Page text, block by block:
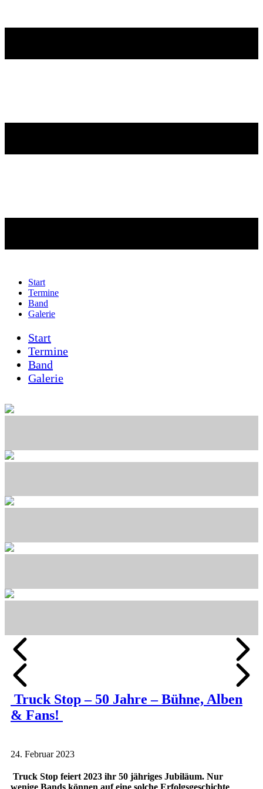
Start
Termine
Band
Galerie
Start
Termine
Band
Galerie
Truck Stop – 50 Jahre – Bühne, Alben
& Fans!
24. Februar 2023
Truck Stop feiert 2023 ihr 50 jähriges Jubiläum. Nur
wenige Bands können auf eine solche Erfolgsgeschichte